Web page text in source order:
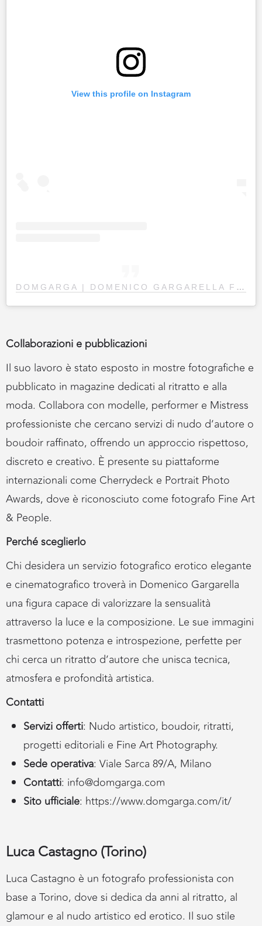
View this profile on Instagram
DOMGARGA | DOMENICO GARGARELLA FOTOGRAFO
Collaborazioni e pubblicazioni
Il suo lavoro è stato esposto in mostre fotografiche e
pubblicato in magazine dedicati al ritratto e alla
moda. Collabora con modelle, performer e Mistress
professioniste che cercano servizi di nudo d’autore o
boudoir raffinato, offrendo un approccio rispettoso,
discreto e creativo. È presente su piattaforme
internazionali come Cherrydeck e Portrait Photo
Awards, dove è riconosciuto come fotografo Fine Art
& People.
Perché sceglierlo
Chi desidera un servizio fotografico erotico elegante
e cinematografico troverà in Domenico Gargarella
una figura capace di valorizzare la sensualità
attraverso la luce e la composizione. Le sue immagini
trasmettono potenza e introspezione, perfette per
chi cerca un ritratto d’autore che unisca tecnica,
atmosfera e profondità artistica.
Contatti
Servizi offerti: Nudo artistico, boudoir, ritratti,
progetti editoriali e Fine Art Photography.
Sede operativa: Viale Sarca 89/A, Milano
Contatti: info@domgarga.com
Sito ufficiale: https://www.domgarga.com/it/
Luca Castagno (Torino)
Luca Castagno è un fotografo professionista con
base a Torino, dove si dedica da anni al ritratto, al
glamour e al nudo artistico ed erotico. Il suo stile